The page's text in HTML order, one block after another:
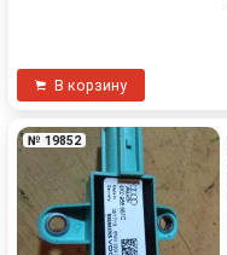
В корзину
№ 19852